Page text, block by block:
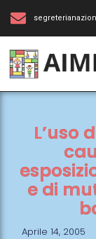
L’uso
e di
Aprile 14, 2005